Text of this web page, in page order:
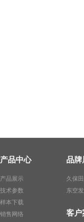
产品中心
产品展示
技术参数
样本下载
销售网络
品牌
久保
东空
客户